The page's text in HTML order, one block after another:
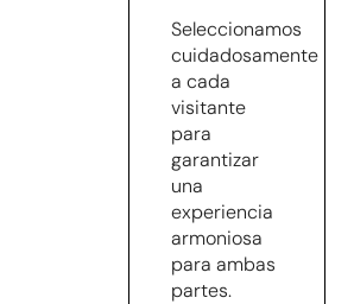
Seleccionamos
cuidadosamente
a cada
visitante
para
garantizar
una
experiencia
armoniosa
para ambas
partes.